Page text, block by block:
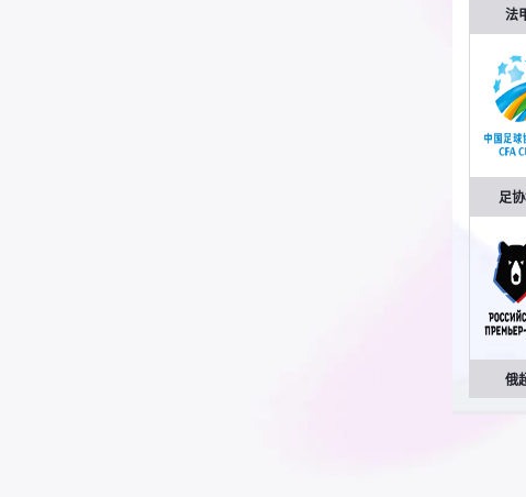
法
足
俄